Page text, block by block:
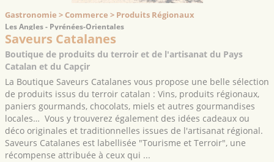
Gastronomie > Commerce > Produits Régionaux
Les Angles - Pyrénées-Orientales
Saveurs Catalanes
Boutique de produits du terroir et de l'artisanat du Pays
Catalan et du Capçir
La Boutique Saveurs Catalanes vous propose une belle sélection
de produits issus du terroir catalan : Vins, produits régionaux,
paniers gourmands, chocolats, miels et autres gourmandises
locales… Vous y trouverez également des idées cadeaux ou
déco originales et traditionnelles issues de l'artisanat régional.
Saveurs Catalanes est labellisée "Tourisme et Terroir", une
récompense attribuée à ceux qui ...